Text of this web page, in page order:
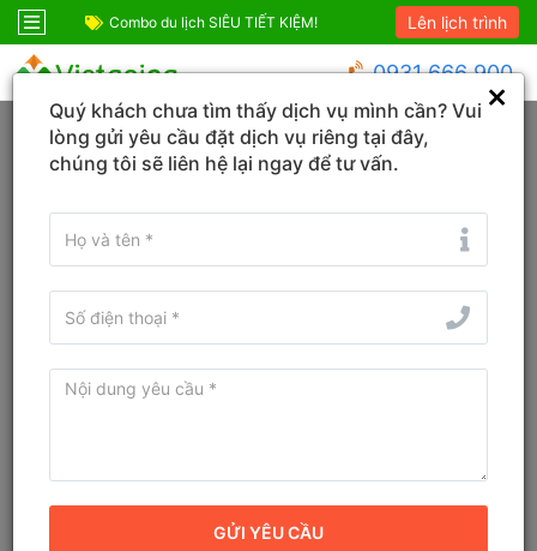
Combo Phú Quốc Giá Cực Sốc Combo du lịch
Lên lịch trình
0931 666 900
Trang chủ Quảng Ngãi Đặc khu Lý Sơn
Tìm tên Khách sạn, Tỉnh/TP, Địa danh...
Tìm khách sạn ở gần đây
Từ ngày - Đến ngày
Quý khách chưa tìm thấy dịch vụ mình cần? Vui
lòng gửi yêu cầu đặt dịch vụ riêng tại đây,
chúng tôi sẽ liên hệ lại ngay để tư vấn.